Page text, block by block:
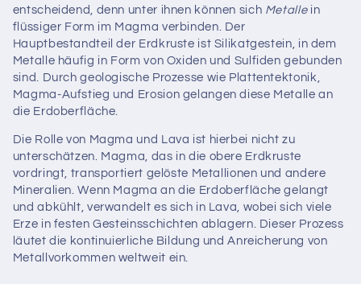
entscheidend, denn unter ihnen können sich Metalle in
flüssiger Form im Magma verbinden. Der
Hauptbestandteil der Erdkruste ist Silikatgestein, in dem
Metalle häufig in Form von Oxiden und Sulfiden gebunden
sind. Durch geologische Prozesse wie Plattentektonik,
Magma-Aufstieg und Erosion gelangen diese Metalle an
die Erdoberfläche.
Die Rolle von Magma und Lava ist hierbei nicht zu
unterschätzen. Magma, das in die obere Erdkruste
vordringt, transportiert gelöste Metallionen und andere
Mineralien. Wenn Magma an die Erdoberfläche gelangt
und abkühlt, verwandelt es sich in Lava, wobei sich viele
Erze in festen Gesteinsschichten ablagern. Dieser Prozess
läutet die kontinuierliche Bildung und Anreicherung von
Metallvorkommen weltweit ein.